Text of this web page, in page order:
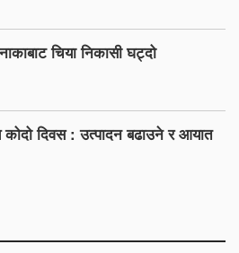
चिया निकासी घट्दो
कोदो दिवस : उत्पादन बढाउने र आयात